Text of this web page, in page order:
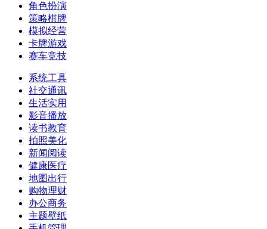
角色扮演
策略棋牌
模拟经营
卡牌游戏
赛车竞技
系统工具
社交通讯
生活实用
影音播放
读书教育
拍照美化
新闻阅读
健康医疗
地图出行
购物理财
办公商务
主题壁纸